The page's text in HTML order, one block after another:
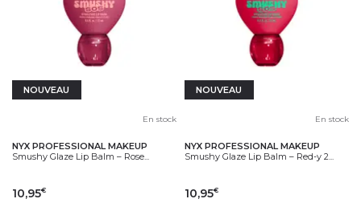
NOUVEAU
En stock
NYX PROFESSIONAL MAKEUP
Smushy Glaze Lip Balm – Rose...
10,95€
NOUVEAU
En stock
NYX PROFESSIONAL MAKEUP
Smushy Glaze Lip Balm – Red-y 2...
10,95€